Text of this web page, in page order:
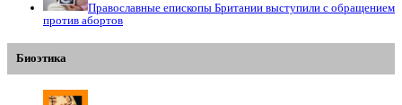
Православные епископы Британии выступили с обращением
против абортов
Биоэтика